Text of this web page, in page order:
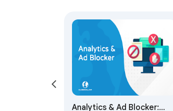
Analytics & Ad Blocker: